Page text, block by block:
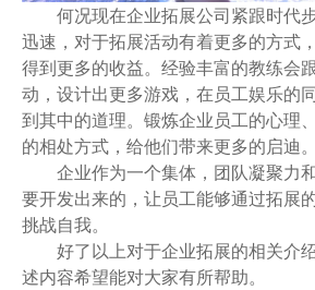
何况现在企业拓展公司紧跟时代
迅速，对于拓展活动有着更多的方式
得到更多的收益。经验丰富的教练会
动，设计出更多游戏，在员工娱乐的
到其中的道理。锻炼企业员工的心理
的相处方式，给他们带来更多的启迪。
企业作为一个集体，团队凝聚力
要开发出来的，让员工能够通过拓展
挑战自我。
好了以上对于企业拓展的相关介
述内容希望能对大家有所帮助。